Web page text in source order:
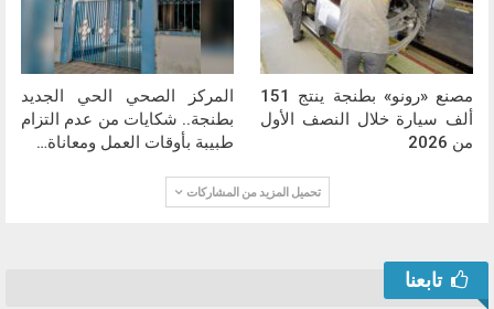
مصنع «رونو» بطنجة ينتج 151
ألف سيارة خلال النصف الأول
من 2026
المركز الصحي الحي الجديد
بطنجة.. شكايات من عدم التزام
طبيبة بأوقات العمل ومعاناة…
تحميل المزيد من المشاركات
تابعنا